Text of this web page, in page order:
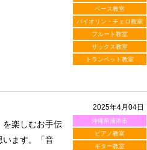
ベース教室
バイオリン・チェロ教室
フルート教室
サックス教室
トランペット教室
2025年4月04日
沖縄県浦添市
ピアノ教室
ギター教室
を楽しむお手伝
います。「音